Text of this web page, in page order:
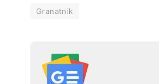
Granatnik